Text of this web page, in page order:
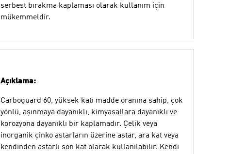
serbest bırakma kaplaması olarak kullanım için
mükemmeldir.
Açıklama:
Carboguard 60, yüksek katı madde oranına sahip, çok
yönlü, aşınmaya dayanıklı, kimyasallara dayanıklı ve
korozyona dayanıklı bir kaplamadır. Çelik veya
inorganik çinko astarların üzerine astar, ara kat veya
kendinden astarlı son kat olarak kullanılabilir. Kendi